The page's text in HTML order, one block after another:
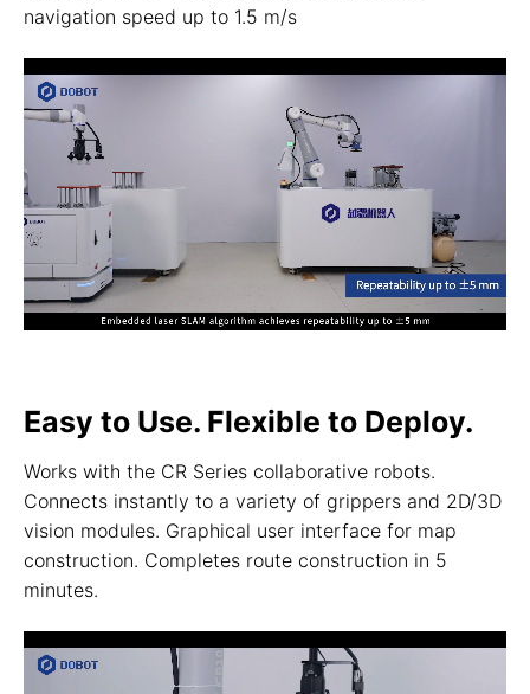
navigation speed up to 1.5 m/s
Easy to Use. Flexible to Deploy.
Works with the CR Series collaborative robots.
Connects instantly to a variety of grippers and 2D/3D
vision modules. Graphical user interface for map
construction. Completes route construction in 5
minutes.